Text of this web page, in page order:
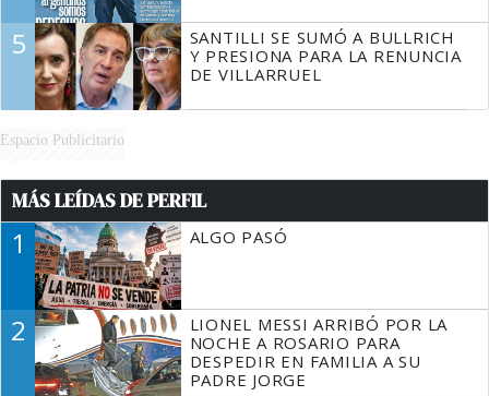
5
SANTILLI SE SUMÓ A BULLRICH
Y PRESIONA PARA LA RENUNCIA
DE VILLARRUEL
Espacio Publicitario
MÁS LEÍDAS DE PERFIL
1 ALGO PASÓ
2
LIONEL MESSI ARRIBÓ POR LA
NOCHE A ROSARIO PARA
DESPEDIR EN FAMILIA A SU
PADRE JORGE